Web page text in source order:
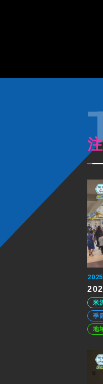
米
季
地